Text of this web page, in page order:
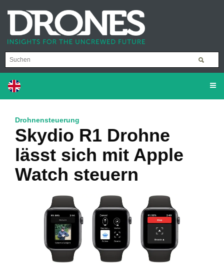
Drohnensteuerung
Skydio R1 Drohne
lässt sich mit Apple
Watch steuern